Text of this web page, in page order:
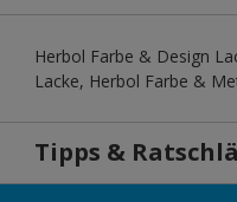
Herbol Farbe & Design
Lacke, Herbol Farbe &
Tipps &